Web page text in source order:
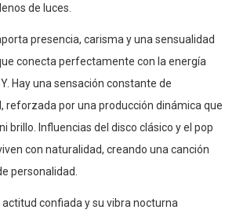
de luces.
presencia, carisma y una sensualidad
conecta perfectamente con la energía
Hay una sensación constante de
reforzada por una producción dinámica que
brillo. Influencias del disco clásico y el pop
con naturalidad, creando una canción
personalidad.
actitud confiada y su vibra nocturna